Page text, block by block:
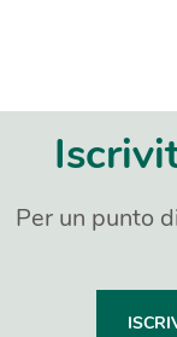
Per un punto